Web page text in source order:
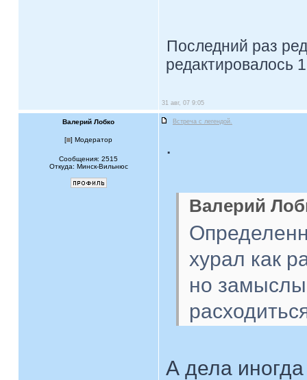
Последний раз
редактировалось
31 авг, 07 9:05
Валерий Лобко Встреча с легендой.
[ ] Модератор
Сообщения: 2515
Откуда: Минск-Вильнюс
.
Валерий
хурал как
но
А дела